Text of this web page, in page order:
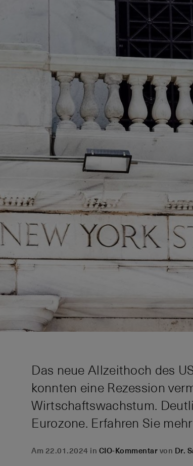
Das neue Allzeithoch des
konnten eine Rezession
Wirtschaftswachstum.
Eurozone. Erfahren Sie
Am 22.01.2024 in CIO-Kommentar von Dr.